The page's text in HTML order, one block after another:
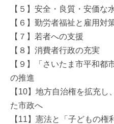
【５】安全・良質・安価な
【６】勤労者福祉と雇用対
【７】若者への支援
【８】消費者行政の充実
【９】「さいたま市平和都
の推進
【10】地方自治権を拡充
た市政へ
【11】憲法と「子どもの